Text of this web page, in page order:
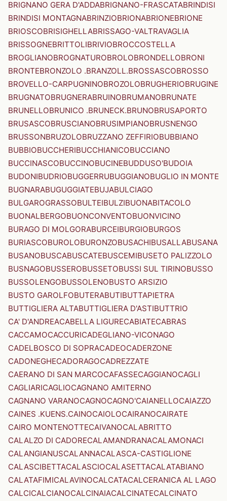
BRIGNANO GERA D'ADDABRIGNANO-FRASCATABRINDISI
BRINDISI MONTAGNABRINZIOBRIONABRIONEBRIONE
BRIOSCOBRISIGHELLABRISSAGO-VALTRAVAGLIA
BRISSOGNEBRITTOLIBRIVIOBROCCOSTELLA
BROGLIANOBROGNATUROBROLOBRONDELLOBRONI
BRONTEBRONZOLO .BRANZOLL.BROSSASCOBROSSO
BROVELLO-CARPUGNINOBROZOLOBRUGHERIOBRUGINE
BRUGNATOBRUGNERABRUINOBRUMANOBRUNATE
BRUNELLOBRUNICO .BRUNECK.BRUNOBRUSAPORTO
BRUSASCOBRUSCIANOBRUSIMPIANOBRUSNENGO
BRUSSONBRUZOLOBRUZZANO ZEFFIRIOBUBBIANO
BUBBIOBUCCHERIBUCCHIANICOBUCCIANO
BUCCINASCOBUCCINOBUCINEBUDDUSO'BUDOIA
BUDONIBUDRIOBUGGERRUBUGGIANOBUGLIO IN MONTE
BUGNARABUGUGGIATEBUJABULCIAGO
BULGAROGRASSOBULTEIBULZIBUONABITACOLO
BUONALBERGOBUONCONVENTOBUONVICINO
BURAGO DI MOLGORABURCEIBURGIOBURGOS
BURIASCOBUROLOBURONZOBUSACHIBUSALLABUSANA
BUSANOBUSCABUSCATEBUSCEMIBUSETO PALIZZOLO
BUSNAGOBUSSEROBUSSETOBUSSI SUL TIRINOBUSSO
BUSSOLENGOBUSSOLENOBUSTO ARSIZIO
BUSTO GAROLFOBUTERABUTIBUTTAPIETRA
BUTTIGLIERA ALTABUTTIGLIERA D'ASTIBUTTRIO
CA' D'ANDREACABELLA LIGURECABIATECABRAS
CACCAMOCACCURICADEGLIANO-VICONAGO
CADELBOSCO DI SOPRACADEOCADERZONE
CADONEGHECADORAGOCADREZZATE
CAERANO DI SAN MARCOCAFASSECAGGIANOCAGLI
CAGLIARICAGLIOCAGNANO AMITERNO
CAGNANO VARANOCAGNOCAGNO'CAIANELLOCAIAZZO
CAINES .KUENS.CAINOCAIOLOCAIRANOCAIRATE
CAIRO MONTENOTTECAIVANOCALABRITTO
CALALZO DI CADORECALAMANDRANACALAMONACI
CALANGIANUSCALANNACALASCA-CASTIGLIONE
CALASCIBETTACALASCIOCALASETTACALATABIANO
CALATAFIMICALAVINOCALCATACALCERANICA AL LAGO
CALCICALCIANOCALCINAIACALCINATECALCINATO